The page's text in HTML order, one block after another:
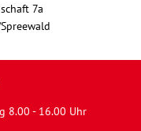
7a
8.00 - 16.00 Uhr